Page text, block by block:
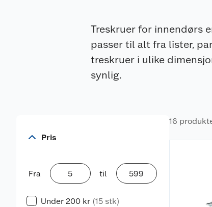
Treskruer for innendørs
passer til alt fra lister,
treskruer i ulike
synlig.
Pris
Fra til
Under 200 kr (15 stk)
16